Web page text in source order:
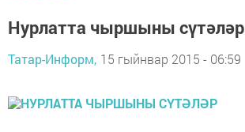
Нурлатта чыршыны сүтәләр
Татар-Информ, 15 гыйнвар 2015 - 06:59